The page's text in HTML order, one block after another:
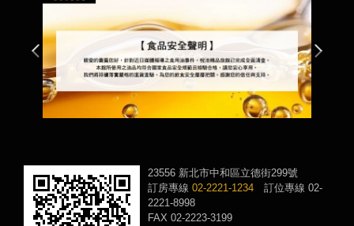
23556 新北市中和區立德街299號
訂房專線 02-2221-1234 訂位專線 02-
2221-8998
FAX 02-2223-3199